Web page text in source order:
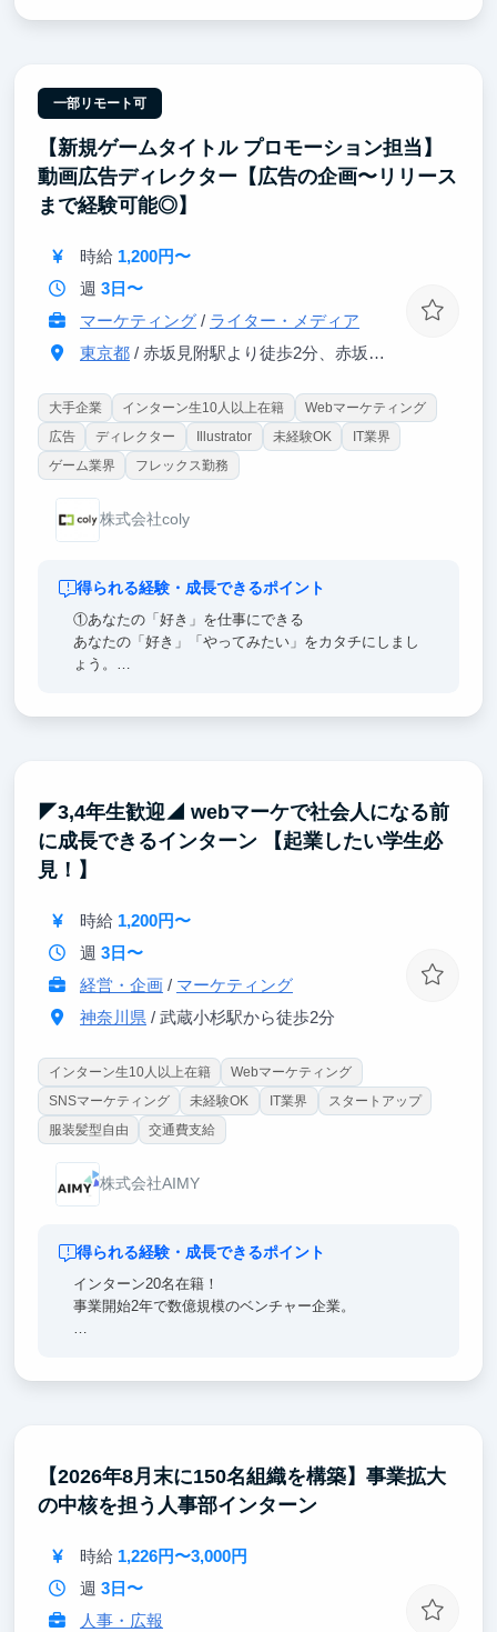
トプットまで一貫して取り組むことで、早期活躍を目
指します。
③ 多様なバックグラウンドを持つメンバーと働ける
環境
起業経験者やMBA取得者、メルカリ・リクルート出身
で、実践的な知見や多様な視点に触れることができま
す。
一部リモート可
【新規ゲームタイトル プロモーション担当】
動画広告ディレクター【広告の企画〜リリース
まで経験可能◎】
時給 1,200円〜
週 3日〜
マーケティング/ ライター・メディア
東京都/ 赤坂見附駅より徒歩2分、赤坂駅より徒歩5分
大手企業 インターン生10人以上在籍
Webマーケティング
広告
ディレクター Illustrator 未経験OK
IT業界
ゲーム業界
フレックス勤務
株式会社coly
得られる経験・成長できるポイント
①あなたの「好き」を仕事にできる
あなたの「好き」「やってみたい」をカタチにしまし
ょう。
②個人の力を試せる
チャレンジは日常茶飯事。
ご自身で裁量を持ってプロジェクトを動かすことが可
③成功体験を積もう
新規事業の企画・プロモーション等、やってみたいこ
とへ挑戦できます。
難易度が低いものから挑戦をサポートします。
主体性を持っていただくことはマストですが、道筋を
す。
◤3,4年生歓迎◢ webマーケで社会人になる前
に成長できるインターン 【起業したい学生必
見！】
時給 1,200円〜
週 3日〜
経営・企画/ マーケティング
神奈川県 / 武蔵小杉駅から徒歩2分
インターン生10人以上在籍
Webマーケティング
SNSマーケティング
未経験OK IT業界
スタートアップ
服装髪型自由
交通費支給
株式会社AIMY
得られる経験・成長できるポイント
インターン20名在籍！
事業開始2年で数億規模のベンチャー企業。
・YouTube・Instagramを中心とした法人様のSNS支
援事業
将来起業したい、周りより差をつけたい学生にはピッ
是非、一度オフィスにてお待ちしております！
【2026年8月末に150名組織を構築】事業拡大
の中核を担う人事部インターン
時給 1,226円〜3,000円
週 3日〜
人事・広報